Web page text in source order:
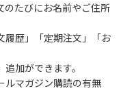
のたびにお名前やご住所
履歴」「定期注文」「お
加ができます。
ルマガジン購読の有無